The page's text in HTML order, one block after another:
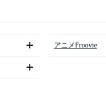
アニメFroovie